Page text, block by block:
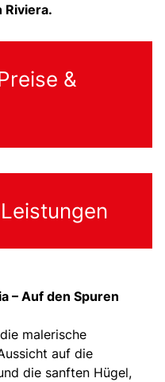
&
– Auf den Spuren
malerische
auf die
die sanften Hügel,